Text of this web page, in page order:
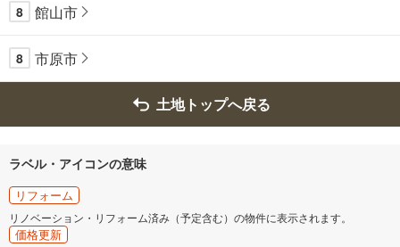
8 館山市
8 市原市
土地トップへ戻る
ラベル・アイコンの意味
リフォーム
リノベーション・リフォーム済み（予定含む）の物件に表示されます。
価格更新